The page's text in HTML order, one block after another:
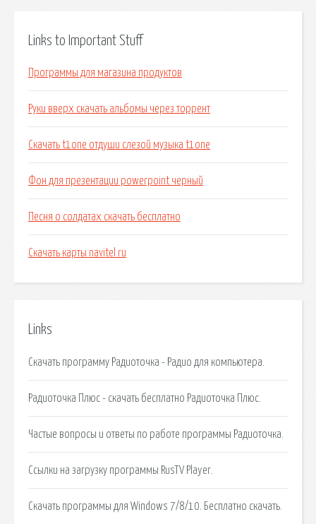
Links to Important Stuff
Программы для магазина продуктов
Руки вверх скачать альбомы через торрент
Скачать t1one отдуши слезой музыка t1one
Фон для презентации powerpoint черный
Песня о солдатах скачать бесплатно
Скачать карты navitel ru
Links
Скачать программу Радиоточка - Радио для компьютера.
Радиоточка Плюс - скачать бесплатно Радиоточка Плюс.
Частые вопросы и ответы по работе программы Радиоточка.
Ссылки на загрузку программы RusTV Player.
Скачать программы для Windows 7/8/10. Бесплатно скачать.